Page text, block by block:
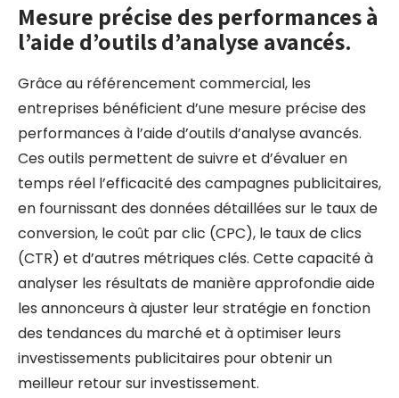
Mesure précise des performances à
l’aide d’outils d’analyse avancés.
Grâce au référencement commercial, les
entreprises bénéficient d’une mesure précise des
performances à l’aide d’outils d’analyse avancés.
Ces outils permettent de suivre et d’évaluer en
temps réel l’efficacité des campagnes publicitaires,
en fournissant des données détaillées sur le taux de
conversion, le coût par clic (CPC), le taux de clics
(CTR) et d’autres métriques clés. Cette capacité à
analyser les résultats de manière approfondie aide
les annonceurs à ajuster leur stratégie en fonction
des tendances du marché et à optimiser leurs
investissements publicitaires pour obtenir un
meilleur retour sur investissement.